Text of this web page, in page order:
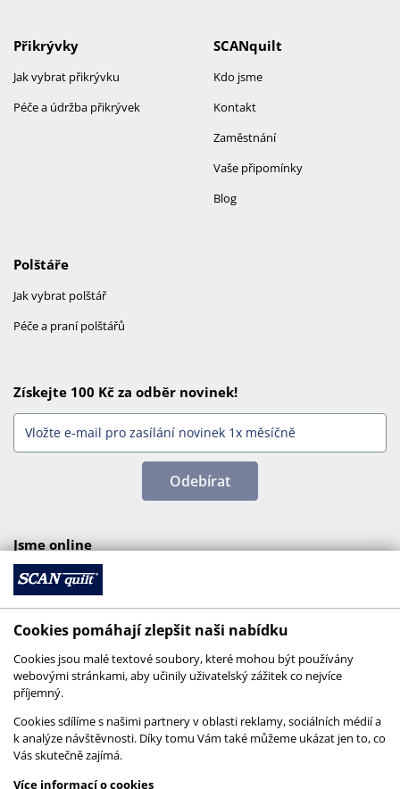
SCANquilt
Kdo jsme
Kontakt
Zaměstnání
Vaše připomínky
Blog
Přikrývky
Jak vybrat přikrývku
Péče a údržba přikrývek
Polštáře
Jak vybrat polštář
Péče a praní polštářů
Získejte 100 Kč za odběr novinek!
Odebírat
Jsme online
© 2026 SCANquilt - všechna práva vyhrazena
Cookies pomáhají zlepšit naši nabídku
Cookies jsou malé textové soubory, které mohou být používány
webovými stránkami, aby učinily uživatelský zážitek co nejvíce
příjemný.
Cookies sdílíme s našimi partnery v oblasti reklamy, sociálních médií a
k analýze návštěvnosti. Díky tomu Vám také můžeme ukázat jen to, co
Vás skutečně zajímá.
Více informací o cookies